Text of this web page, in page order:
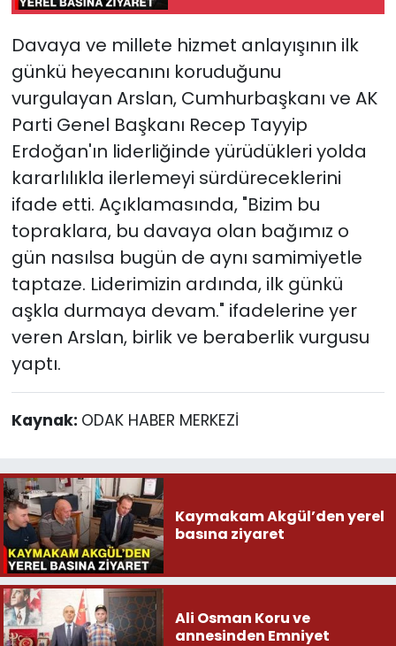
Davaya ve millete hizmet anlayışının ilk
günkü heyecanını koruduğunu
vurgulayan Arslan, Cumhurbaşkanı ve AK
Parti Genel Başkanı Recep Tayyip
Erdoğan'ın liderliğinde yürüdükleri yolda
kararlılıkla ilerlemeyi sürdüreceklerini
ifade etti. Açıklamasında, "Bizim bu
topraklara, bu davaya olan bağımız o
gün nasılsa bugün de aynı samimiyetle
taptaze. Liderimizin ardında, ilk günkü
aşkla durmaya devam." ifadelerine yer
veren Arslan, birlik ve beraberlik vurgusu
yaptı.
Kaynak: ODAK HABER MERKEZİ
Kaymakam Akgül’den yerel
basına ziyaret
Ali Osman Koru ve
annesinden Emniyet